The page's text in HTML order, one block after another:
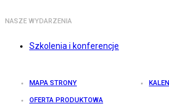
NASZE WYDARZENIA
Szkolenia i konferencje
MAPA STRONY
OFERTA PRODUKTOWA